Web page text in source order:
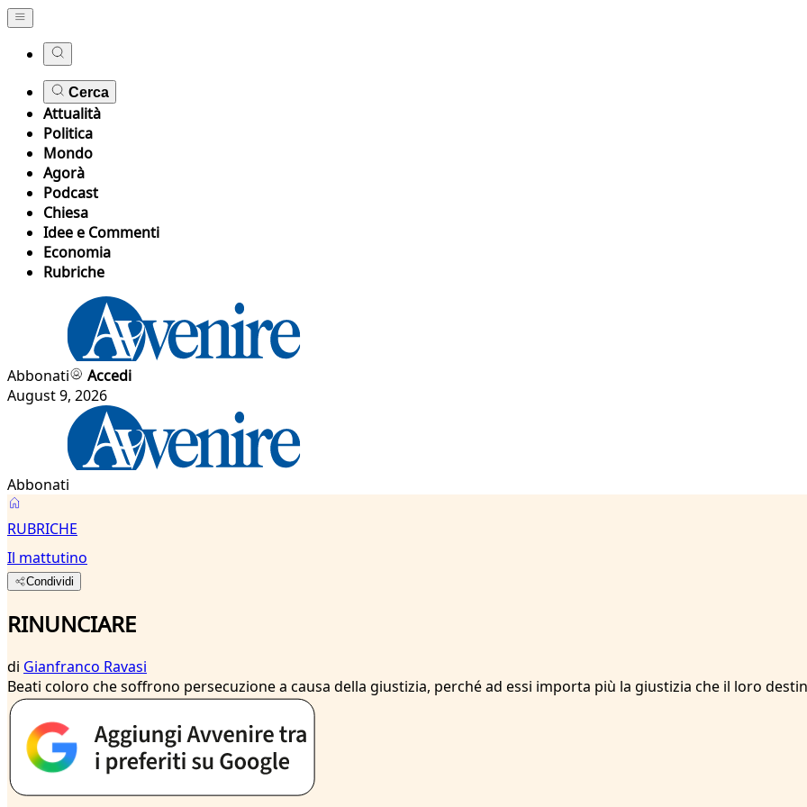
Cerca
Attualità
Politica
Mondo
Agorà
Podcast
Chiesa
Idee e Commenti
Economia
Rubriche
Abbonati
Accedi
August 9, 2026
Abbonati
RUBRICHE
Il mattutino
Condividi
RINUNCIARE
di Gianfranco Ravasi
Beati coloro che soffrono persecuzione a causa della giustizia, perché ad essi importa più la giustizia che il loro